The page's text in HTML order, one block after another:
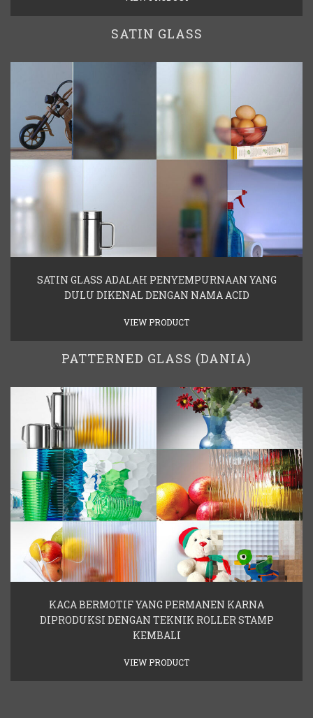
SATIN GLASS
SATIN GLASS ADALAH PENYEMPURNAAN YANG
DULU DIKENAL DENGAN NAMA ACID
VIEW PRODUCT
PATTERNED GLASS (DANIA)
KACA BERMOTIF YANG PERMANEN KARNA
DIPRODUKSI DENGAN TEKNIK ROLLER STAMP
KEMBALI
VIEW PRODUCT